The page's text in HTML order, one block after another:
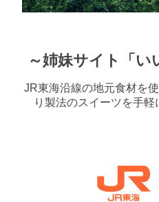
～姉妹サイト「い
JR東海沿線の地元食材を
り製法のスイーツを手